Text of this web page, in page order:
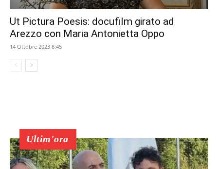
Ut Pictura Poesis: docufilm girato ad
Arezzo con Maria Antonietta Oppo
14 Ottobre 2023 8:45
Ultim'ora